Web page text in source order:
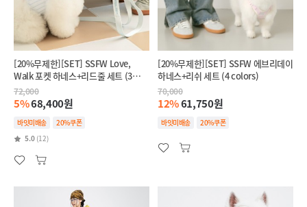
[20%무제한][SET] SSFW Love,
Walk 포켓 하네스+리드줄 세트 (3
colors)
72,000
5%68,400원
바잇미배송
20%쿠폰
5.0 (12)
[20%무제한][SET] SSFW 에브리데이
하네스+리쉬 세트 (4 colors)
70,000
12%61,750원
바잇미배송 20%쿠폰